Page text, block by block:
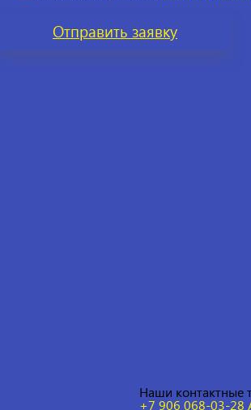
Отправить заявку
Наши контактные
+7 906 068-03-28